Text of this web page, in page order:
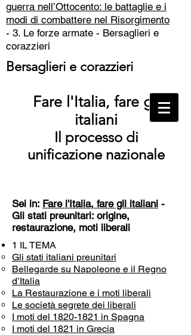
guerra nell’Ottocento: le battaglie e i
modi di combattere nel Risorgimento
- 3. Le forze armate - Bersaglieri e
corazzieri
Bersaglieri e corazzieri
Fare l'Italia, fare gli
italiani
Il processo di
unificazione nazionale
Sei in: Fare l'Italia, fare gli italiani -
Gli stati preunitari: origine,
restaurazione, moti liberali
1 IL TEMA
Gli stati italiani preunitari
Bellegarde su Napoleone e il Regno
d’Italia
La Restaurazione e i moti liberali
Le società segrete dei liberali
I moti del 1820-1821 in Spagna
I moti del 1821 in Grecia